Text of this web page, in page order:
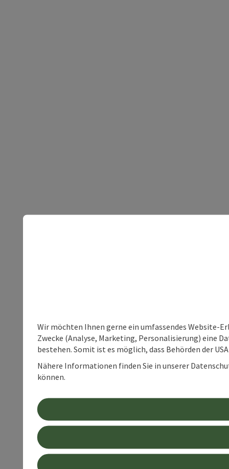
Wir möchten Ihnen gerne ein umfassendes Website-
Zwecke (Analyse, Marketing, Personalisierung) eine
bestehen. Somit ist es möglich, dass Behörden der
Nähere Informationen finden Sie in unserer
können.